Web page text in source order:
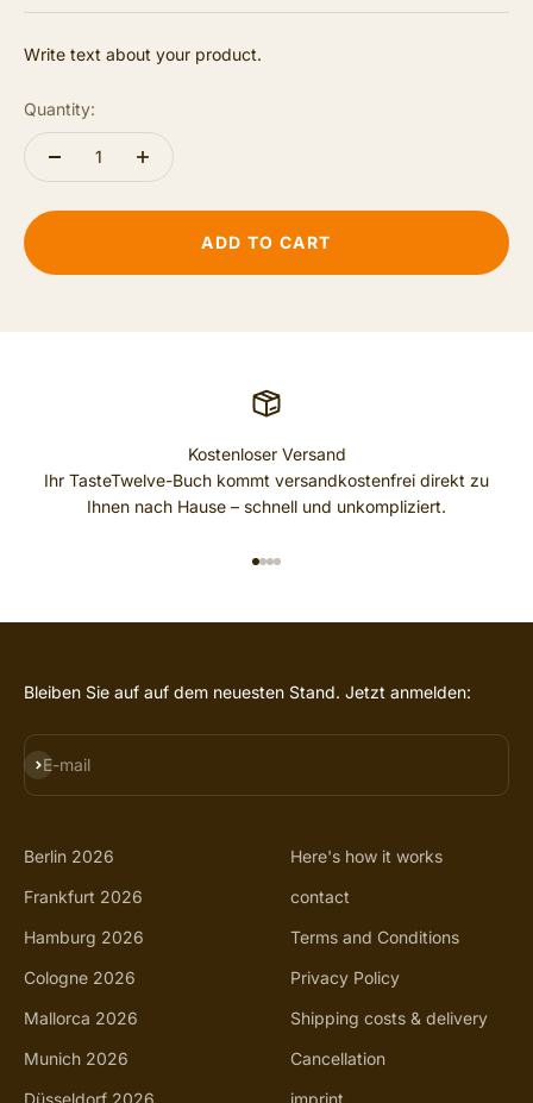
Write text about your product.
Quantity:
ADD TO CART
Kostenloser Versand
Ihr TasteTwelve-Buch kommt versandkostenfrei direkt zu
Ihnen nach Hause – schnell und unkompliziert.
Bleiben Sie auf auf dem neuesten Stand. Jetzt anmelden:
E-mail
SUBSCRIBE
Berlin 2026
Frankfurt 2026
Hamburg 2026
Cologne 2026
Mallorca 2026
Munich 2026
Düsseldorf 2026
Here's how it works
contact
Terms and Conditions
Privacy Policy
Shipping costs & delivery
Cancellation
imprint